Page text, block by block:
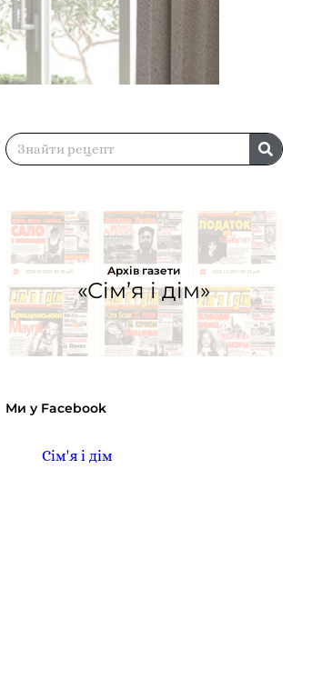
Архів газети
«Сім’я і дім»
Ми у Facebook
Сім'я і дім